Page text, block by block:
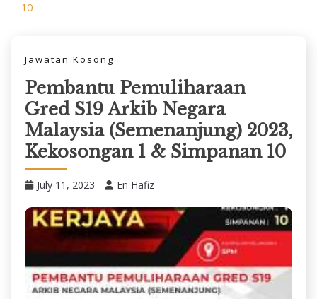
10
Jawatan Kosong
Pembantu Pemuliharaan
Gred S19 Arkib Negara
Malaysia (Semenanjung) 2023,
Kekosongan 1 & Simpanan 10
July 11, 2023 En Hafiz